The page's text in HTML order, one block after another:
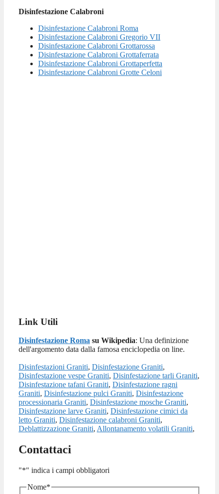
Disinfestazione Calabroni
Disinfestazione Calabroni Roma
Disinfestazione Calabroni Gregorio VII
Disinfestazione Calabroni Grottarossa
Disinfestazione Calabroni Grottaferrata
Disinfestazione Calabroni Grottaperfetta
Disinfestazione Calabroni Grotte Celoni
Link Utili
Disinfestazione Roma su Wikipedia: Una definizione
dell'argomento data dalla famosa enciclopedia on line.
Disinfestazioni Graniti, Disinfestazione Graniti,
Disinfestazione vespe Graniti, Disinfestazione tarli Graniti,
Disinfestazione tafani Graniti, Disinfestazione ragni
Graniti, Disinfestazione pulci Graniti, Disinfestazione
processionaria Graniti, Disinfestazione mosche Graniti,
Disinfestazione larve Graniti, Disinfestazione cimici da
letto Graniti, Disinfestazione calabroni Graniti,
Deblattizzazione Graniti, Allontanamento volatili Graniti,
Contattaci
"*" indica i campi obbligatori
Nome*